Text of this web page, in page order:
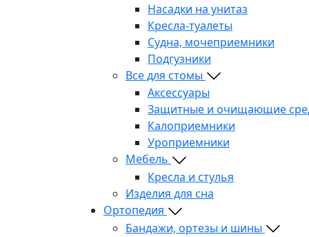
Насадки на унитаз
Кресла-туалеты
Судна, мочеприемники
Подгузники
Все для стомы
Аксессуары
Защитные и очищающие
Калоприемники
Уроприемники
Мебель
Кресла и стулья
Изделия для сна
Ортопедия
Бандажи, ортезы и шины